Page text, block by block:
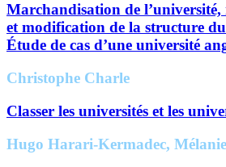
Marchandisation de
et modification de la structure
Étude de cas d’une université
Christophe Charle
Classer les universités et les
Hugo Harari-Kermadec,